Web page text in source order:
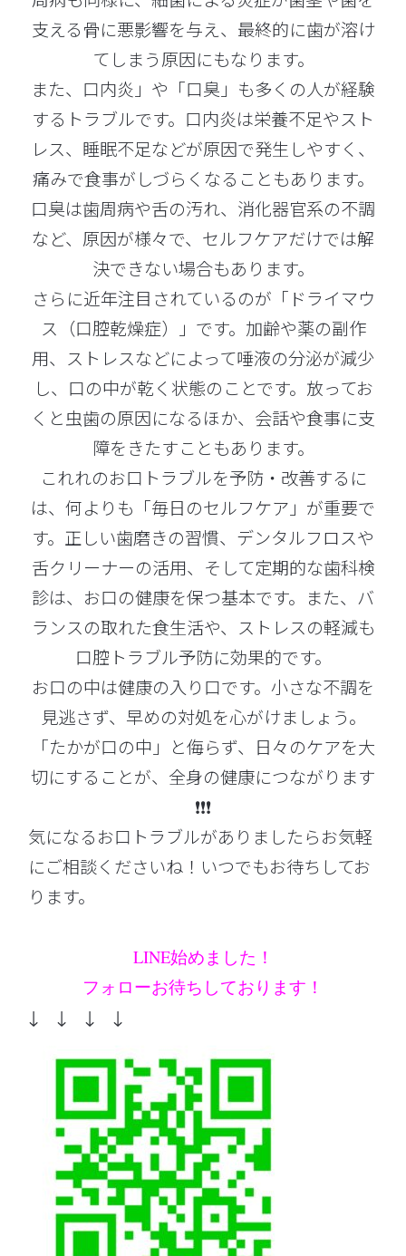
支える骨に悪影響を与え、最終的に歯が溶け
てしまう原因にもなります。
また、口内炎」や「口臭」も多くの人が経験
するトラブルです。口内炎は栄養不足やスト
レス、睡眠不足などが原因で発生しやすく、
痛みで食事がしづらくなることもあります。
口臭は歯周病や舌の汚れ、消化器官系の不調
など、原因が様々で、セルフケアだけでは解
決できない場合もあります。
さらに近年注目されているのが「ドライマウ
ス（口腔乾燥症）」です。加齢や薬の副作
用、ストレスなどによって唾液の分泌が減少
し、口の中が乾く状態のことです。放ってお
くと虫歯の原因になるほか、会話や食事に支
障をきたすこともあります。
これれのお口トラブルを予防・改善するに
は、何よりも「毎日のセルフケア」が重要で
す。正しい歯磨きの習慣、デンタルフロスや
舌クリーナーの活用、そして定期的な歯科検
診は、お口の健康を保つ基本です。また、バ
ランスの取れた食生活や、ストレスの軽減も
口腔トラブル予防に効果的です。
お口の中は健康の入り口です。小さな不調を
見逃さず、早めの対処を心がけましょう。
「たかが口の中」と侮らず、日々のケアを大
切にすることが、全身の健康につながります
❗❗❗
気になるお口トラブルがありましたらお気軽
にご相談くださいね！いつでもお待ちしてお
ります。
LINE始めました！
フォローお待ちしております！
↓ ↓ ↓ ↓